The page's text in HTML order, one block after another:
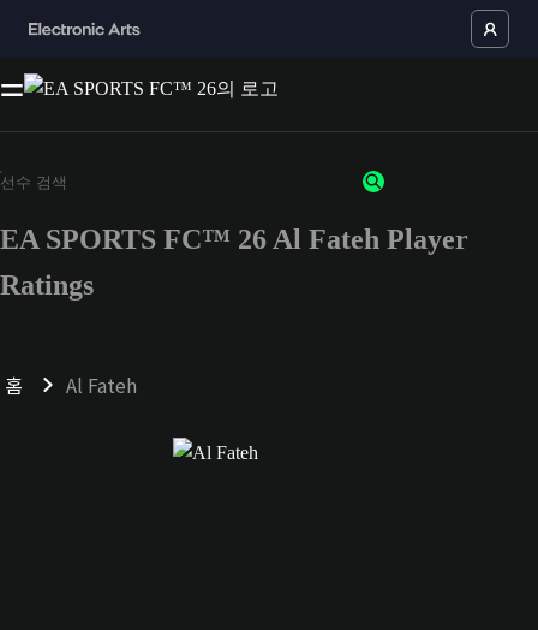
EA SPORTS FC™ 26 Al Fateh Player
Ratings
홈 Al Fateh